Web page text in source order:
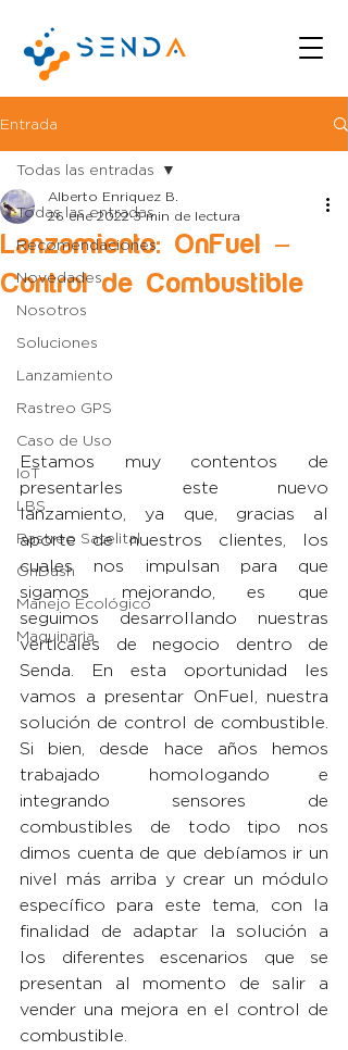
Entrada
Todas las entradas
Recomendaciones
Novedades
Nosotros
Soluciones
Lanzamiento
Rastreo GPS
Caso de Uso
IoT
LBS
Rastreo Satelital
OnDash
Manejo Ecológico
Maquinaria
Todas las entradas
Lanzamiento: OnFuel –
Control de Combustible
Alberto Enriquez B.
26 ene 2022 3 min de lectura
Estamos muy contentos de
presentarles este nuevo
lanzamiento, ya que, gracias al
aporte de nuestros clientes, los
cuales nos impulsan para que
sigamos mejorando, es que
seguimos desarrollando nuestras
verticales de negocio dentro de
Senda. En esta oportunidad les
vamos a presentar OnFuel, nuestra
solución de control de combustible.
Si bien, desde hace años hemos
trabajado homologando e
integrando sensores de
combustibles de todo tipo nos
dimos cuenta de que debíamos ir un
nivel más arriba y crear un módulo
específico para este tema, con la
finalidad de adaptar la solución a
los diferentes escenarios que se
presentan al momento de salir a
vender una mejora en el control de
combustible.